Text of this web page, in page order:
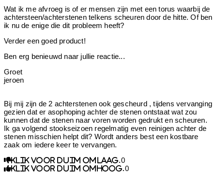
Wat ik me afvroeg is of er mensen zijn met een torus waarbij de
achtersteen/achterstenen telkens scheuren door de hitte. Of ben
ik nu de enige die dit probleem heeft?
Verder een goed product!
Ben erg benieuwd naar jullie reactie...
Groet
jeroen
Bij mij zijn de 2 achterstenen ook gescheurd , tijdens vervanging
gezien dat er asophoping achter de stenen ontstaat wat zou
kunnen dat de stenen naar voren worden gedrukt en scheuren.
Ik ga volgend stookseizoen regelmatig even reinigen achter de
stenen misschien helpt dit? Wordt anders best een kostbare
zaak om iedere keer te vervangen.
Klik voor duim omlaag. 0
Klik voor duim omhoog. 0